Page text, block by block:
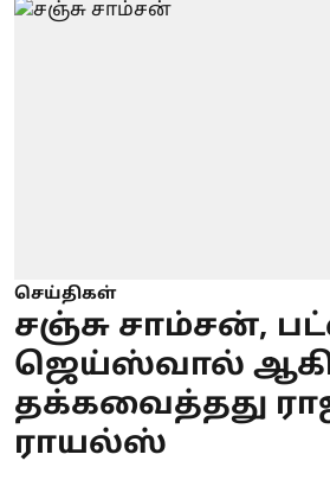
செய்திகள்
சஞ்சு சாம்சன்,
ஜெய்ஸ்வால்
தக்கவைத்தது
ராயல்ஸ்